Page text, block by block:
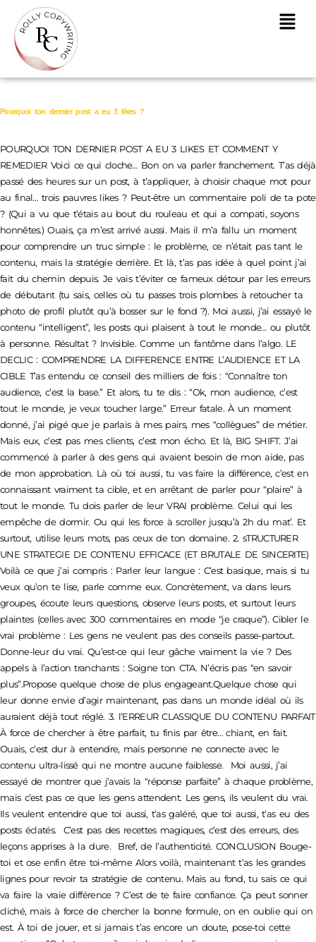
Pourquoi ton dernier post a eu 3 likes ?
POURQUOI TON DERNIER POST A EU 3 LIKES ET COMMENT Y
REMEDIER Voici ce qui cloche… Bon on va parler franchement. T’as déjà
passé des heures sur un post, à t’appliquer, à choisir chaque mot pour
au final… trois pauvres likes ? Peut-être un commentaire poli de ta pote
? (Qui a vu que t’étais au bout du rouleau et qui a compati, soyons
honnêtes.) Ouais, ça m’est arrivé aussi. Mais il m’a fallu un moment
pour comprendre un truc simple : le problème, ce n’était pas tant le
contenu, mais la stratégie derrière. Et là, t’as pas idée à quel point j’ai
fait du chemin depuis. Je vais t’éviter ce fameux détour par les erreurs
de débutant (tu sais, celles où tu passes trois plombes à retoucher ta
photo de profil plutôt qu’à bosser sur le fond ?). Moi aussi, j’ai essayé le
contenu “intelligent”, les posts qui plaisent à tout le monde… ou plutôt
à personne. Résultat ? Invisible. Comme un fantôme dans l’algo. LE
DECLIC : COMPRENDRE LA DIFFERENCE ENTRE L’AUDIENCE ET LA
CIBLE T’as entendu ce conseil des milliers de fois : “Connaître ton
audience, c’est la base.” Et alors, tu te dis : “Ok, mon audience, c’est
tout le monde, je veux toucher large.” Erreur fatale. À un moment
donné, j’ai pigé que je parlais à mes pairs, mes “collègues” de métier.
Mais eux, c’est pas mes clients, c’est mon écho. Et là, BIG SHIFT. J’ai
commencé à parler à des gens qui avaient besoin de mon aide, pas
de mon approbation. Là où toi aussi, tu vas faire la différence, c’est en
connaissant vraiment ta cible, et en arrêtant de parler pour “plaire” à
tout le monde. Tu dois parler de leur VRAI problème. Celui qui les
empêche de dormir. Ou qui les force à scroller jusqu’à 2h du mat’. Et
surtout, utilise leurs mots, pas ceux de ton domaine. 2. sTRUCTURER
UNE STRATEGIE DE CONTENU EFFICACE (ET BRUTALE DE SINCERITE)
Voilà ce que j’ai compris : Parler leur langue : C’est basique, mais si tu
veux qu’on te lise, parle comme eux. Concrètement, va dans leurs
groupes, écoute leurs questions, observe leurs posts, et surtout leurs
plaintes (celles avec 300 commentaires en mode “je craque”). Cibler le
vrai problème : Les gens ne veulent pas des conseils passe-partout.
Donne-leur du vrai. Qu’est-ce qui leur gâche vraiment la vie ? Des
appels à l’action tranchants : Soigne ton CTA. N’écris pas “en savoir
plus”.Propose quelque chose de plus engageant.Quelque chose qui
leur donne envie d’agir maintenant, pas dans un monde idéal où ils
auraient déjà tout réglé. 3. l’ERREUR CLASSIQUE DU CONTENU PARFAIT
À force de chercher à être parfait, tu finis par être… chiant, en fait.
Ouais, c’est dur à entendre, mais personne ne connecte avec le
contenu ultra-lissé qui ne montre aucune faiblesse. Moi aussi, j’ai
essayé de montrer que j’avais la “réponse parfaite” à chaque problème,
mais c’est pas ce que les gens attendent. Les gens, ils veulent du vrai.
Ils veulent entendre que toi aussi, t’as galéré, que toi aussi, t’as eu des
posts éclatés. C’est pas des recettes magiques, c’est des erreurs, des
leçons apprises à la dure. Bref, de l’authenticité. CONCLUSION Bouge-
toi et ose enfin être toi-même Alors voilà, maintenant t’as les grandes
lignes pour revoir ta stratégie de contenu. Mais au fond, tu sais ce qui
va faire la vraie différence ? C’est de te faire confiance. Ça peut sonner
cliché, mais à force de chercher la bonne formule, on en oublie qui on
est. À toi de jouer, et si jamais t’as encore un doute, pose-toi cette